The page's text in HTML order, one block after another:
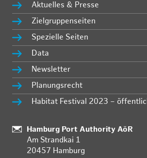
Aktuelles & Presse
Zielgruppenseiten
Spezielle Seiten
Data
Newsletter
Planungsrecht
Habitat Festival 2023 –
:
Hamburg Port Authority AöR
Am Strandkai 1
20457 Hamburg